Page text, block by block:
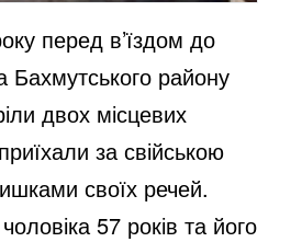
перед в’їздом до
Бахмутського району
двох місцевих
за свійською
своїх речей.
57 років та його